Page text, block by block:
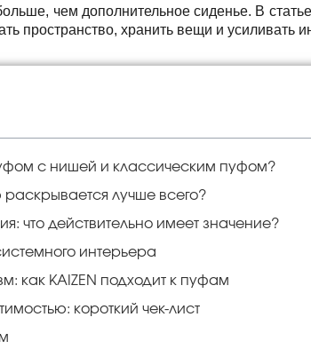
чем дополнительное сиденье. В
пространство, хранить вещи и усиливать
с нишей и классическим пуфом?
раскрывается лучше всего?
что действительно имеет значение?
интерьера
как KAIZEN подходит к пуфам
короткий чек-лист